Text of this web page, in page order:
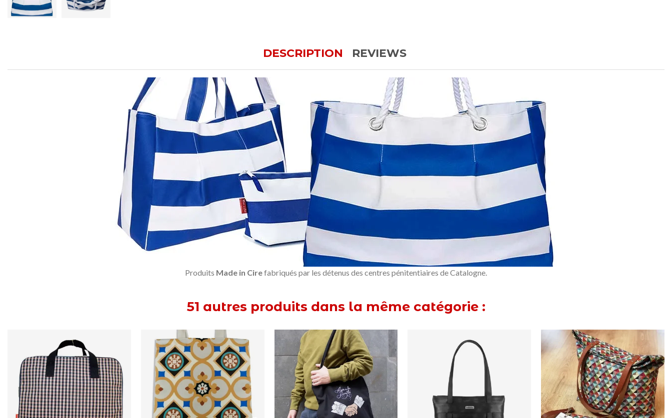
DESCRIPTION REVIEWS
Produits Made in Cirefabriqués par les détenus des centres pénitentiaires de Catalogne.
51 autres produits dans la même catégorie :